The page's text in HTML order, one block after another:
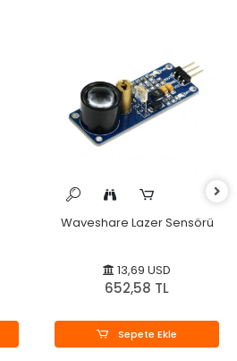
Waveshare Lazer Sensörü
13,69 USD
652,58 TL
Sepete Ekle